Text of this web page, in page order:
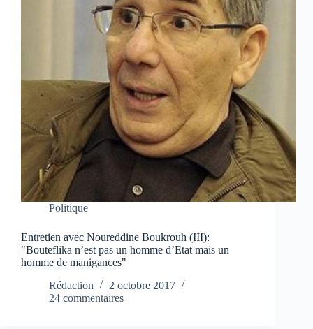
Politique
Entretien avec Noureddine Boukrouh (III):
"Bouteflika n’est pas un homme d’Etat mais un
homme de manigances"
Rédaction
2 octobre 2017
24 commentaires